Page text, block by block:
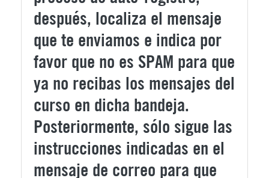
después, localiza el mensaje
que te enviamos e indica por
favor que no es SPAM para que
ya no recibas los mensajes del
curso en dicha bandeja.
Posteriormente, sólo sigue las
instrucciones indicadas en el
mensaje de correo para que